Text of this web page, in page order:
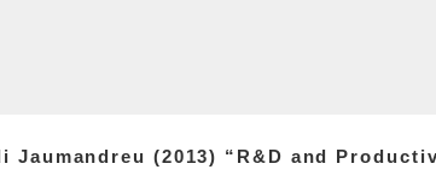
Jaumandreu (2013) “R&D and